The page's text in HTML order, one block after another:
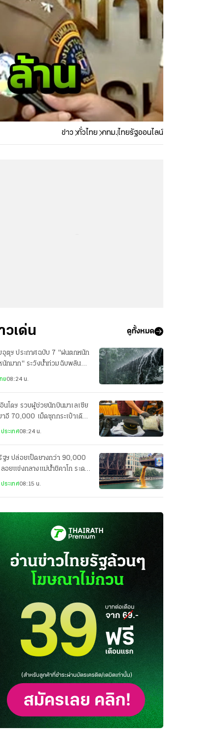
ข่าว ทั่วไทย กทม.ไทยรัฐออนไลน์
วเด่น ดูทั้งหมด
อุตุฯ ประกาศฉบับ 7 "ฝนตกหนัก
นักมาก" ระวังน้ำท่วมฉับพลัน
ย08:24 น.
นโดฯ รวบผู้ช่วยนักบินมาเลเซีย
าอี 70,000 เม็ดซุกกระเป๋าเดิน
ข้าประเทศ
ระเทศ08:24 น.
ฐฯ ปล่อยเป็ดยางกว่า 90,000
อยแข่งกลางแม่น้ำชิคาโก ระดม
วยนักกีฬาพิการด้อยโอกาส
ระเทศ08:15 น.